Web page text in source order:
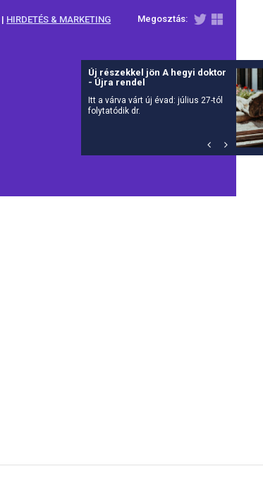
Megosztás:
| HIRDETÉS & MARKETING
Új részekkel jön A hegyi doktor
- Újra rendel
Itt a várva várt új évad: július 27-tól
folytatódik dr.